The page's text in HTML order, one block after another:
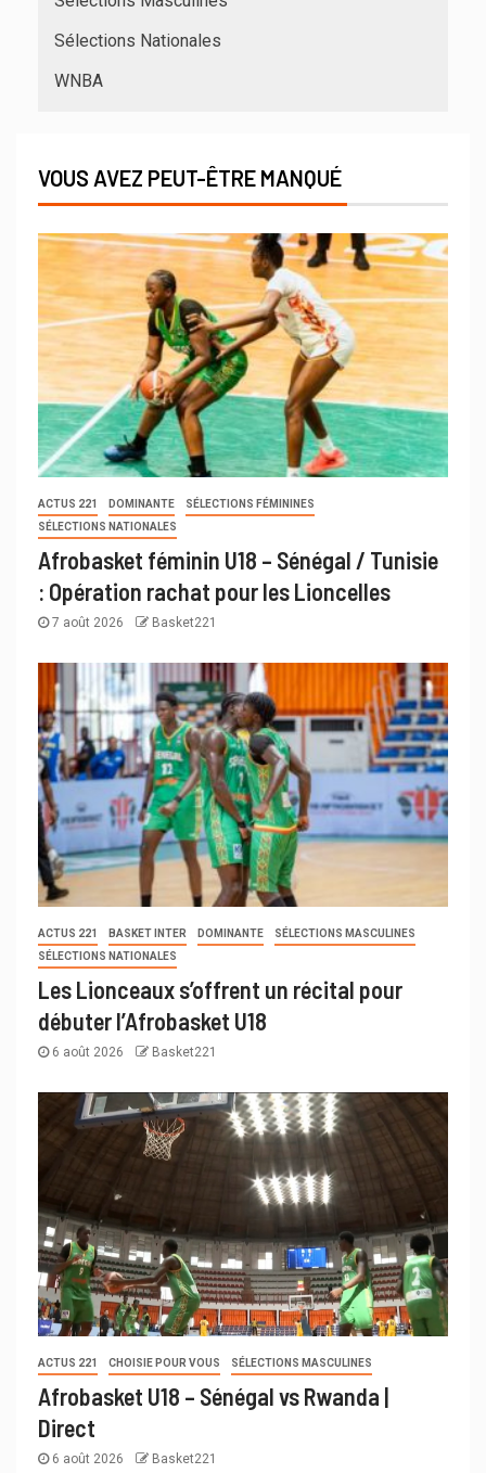
Sélections Nationales
WNBA
VOUS AVEZ PEUT-ÊTRE MANQUÉ
ACTUS 221 DOMINANTE
SÉLECTIONS FÉMININES
SÉLECTIONS NATIONALES
Afrobasket féminin U18 – Sénégal / Tunisie
: Opération rachat pour les Lioncelles
7 août 2026 Basket221
ACTUS 221 BASKET INTER DOMINANTE
SÉLECTIONS MASCULINES
SÉLECTIONS NATIONALES
Les Lionceaux s’offrent un récital pour
débuter l’Afrobasket U18
6 août 2026 Basket221
ACTUS 221 CHOISIE POUR VOUS SÉLECTIONS MASCULINES
Afrobasket U18 – Sénégal vs Rwanda |
Direct
6 août 2026 Basket221